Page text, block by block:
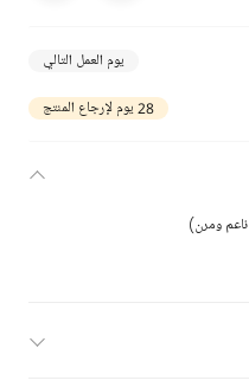
يوم العمل التالي
28 يوم لإرجاع المنتج